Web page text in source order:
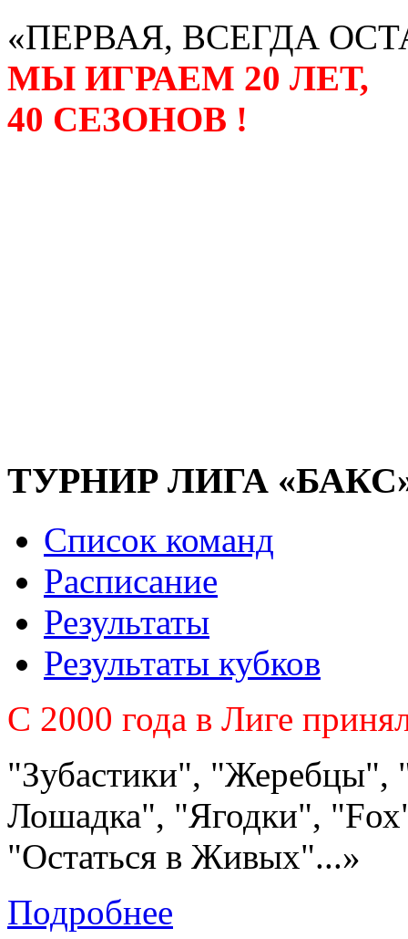
«ПЕРВАЯ, ВСЕГДА
МЫ ИГРАЕМ 20 ЛЕТ,
40 СЕЗОНОВ !
ТУРНИР ЛИГА
Список команд
Расписание
Результаты
Результаты кубков
C 2000 года в Лиге
"Зубастики", "Жеребцы",
Лошадка", "Ягодки",
"Остаться в Живых"...»
Подробнее